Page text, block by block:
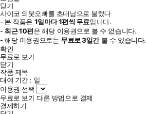
닫기
사이코 의붓오빠를 초대남으로 불렀다
- 본 작품은 1일마다1편씩 무료입니다.
- 최근10편은 해당 이용권으로 볼 수 없습니다.
- 해당 이용권으로는 무료로3일간볼 수 있습니다.
확인
무료로 보기
닫기
작품 제목
대여 기간 : 일
이용권 선택
무료로 보기 다른 방법으로 결제
결제하기